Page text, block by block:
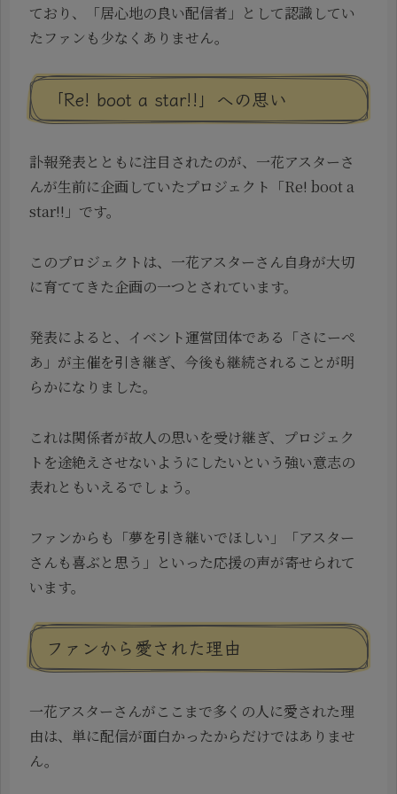
ており、「居心地の良い配信者」として認識してい
たファンも少なくありません。
「Re! boot a star!!」への思い
訃報発表とともに注目されたのが、一花アスターさ
んが生前に企画していたプロジェクト「Re! boot a
star!!」です。
このプロジェクトは、一花アスターさん自身が大切
に育ててきた企画の一つとされています。
発表によると、イベント運営団体である「さにーぺ
あ」が主催を引き継ぎ、今後も継続されることが明
らかになりました。
これは関係者が故人の思いを受け継ぎ、プロジェク
トを途絶えさせないようにしたいという強い意志の
表れともいえるでしょう。
ファンからも「夢を引き継いでほしい」「アスター
さんも喜ぶと思う」といった応援の声が寄せられて
います。
ファンから愛された理由
一花アスターさんがここまで多くの人に愛された理
由は、単に配信が面白かったからだけではありませ
ん。